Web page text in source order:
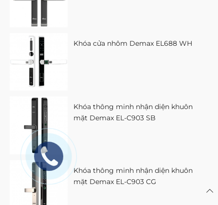
Khóa cửa nhôm Demax EL688 WH
Khóa thông minh nhận diện khuôn
mặt Demax EL-C903 SB
Khóa thông minh nhận diện khuôn
mặt Demax EL-C903 CG